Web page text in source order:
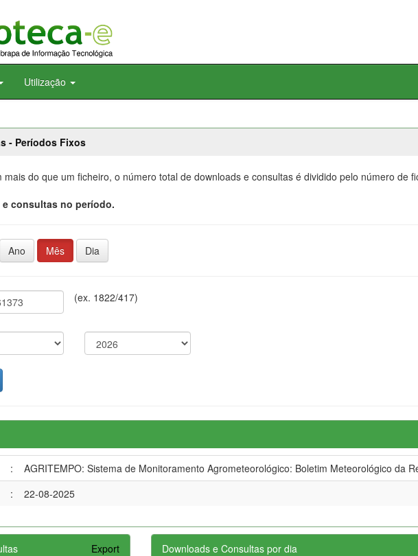
Utilização
- Períodos Fixos
mais do que um ficheiro, o número total de downloads e consultas é dividido pelo número de
consultas no período.
Ano Mês Dia
(ex. 1822/417)
:
AGRITEMPO: Sistema de Monitoramento Agrometeorológico: Boletim Meteorológico da
: 22-08-2025
Export Downloads e Consultas por dia